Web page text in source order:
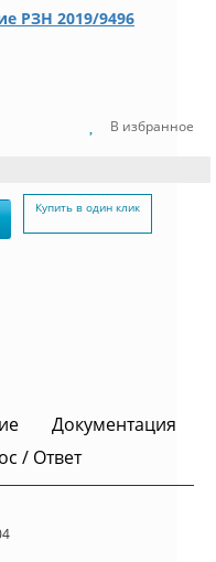
РЗН 2019/9496
В избранное
Купить в один клик
Документация
/ Ответ